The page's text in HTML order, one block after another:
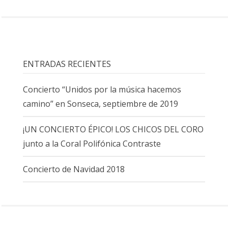
ENTRADAS RECIENTES
Concierto “Unidos por la música hacemos
camino” en Sonseca, septiembre de 2019
¡UN CONCIERTO ÉPICO! LOS CHICOS DEL CORO
junto a la Coral Polifónica Contraste
Concierto de Navidad 2018